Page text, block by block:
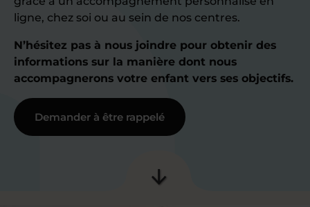
ligne, chez soi ou au sein de nos centres.
N’hésitez pas à nous joindre pour obtenir des
informations sur la manière dont nous
accompagnerons votre enfant vers ses objectifs.
Demander à être rappelé